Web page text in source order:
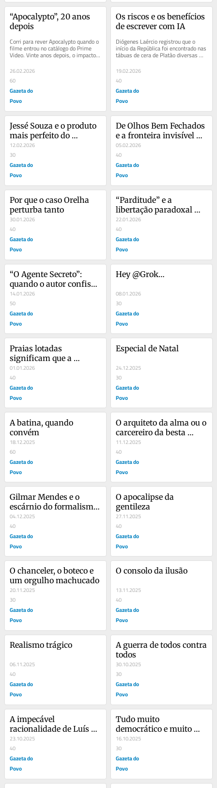
“Apocalypto”, 20 anos
depois
Corri para rever Apocalypto quando o
filme entrou no catálogo do Prime
Video. Vinte anos depois, o impacto
permanece. Na época, vi no cinema.
Um...
26.02.2026
60
Gazeta do
Povo
Os riscos e os benefícios
de escrever com IA
Diógenes Laércio registrou que o
início da República foi encontrado nas
tábuas de cera de Platão diversas
19.02.2026
40
Gazeta do
Povo
Jessé Souza e o produto
mais perfeito do
intelectual de esquerda
12.02.2026
30
Gazeta do
Povo
De Olhos Bem Fechados
e a fronteira invisível da
perversidade
05.02.2026
40
Gazeta do
Povo
Por que o caso Orelha
perturba tanto
30.01.2026
40
Gazeta do
Povo
“Parditude” e a
libertação paradoxal
das políticas
identitárias
22.01.2026
40
Gazeta do
Povo
“O Agente Secreto”:
quando o autor confisca
a obra
14.01.2026
50
Gazeta do
Povo
Hey @Grok…
08.01.2026
30
Gazeta do
Povo
Praias lotadas
significam que a
economia está
bombando?
01.01.2026
40
Gazeta do
Povo
Especial de Natal
24.12.2025
30
Gazeta do
Povo
A batina, quando
convém
18.12.2025
60
Gazeta do
Povo
O arquiteto da alma ou o
carcereiro da besta
humana
11.12.2025
40
Gazeta do
Povo
Gilmar Mendes e o
escárnio do formalismo
ativista
04.12.2025
40
Gazeta do
Povo
O apocalipse da
gentileza
27.11.2025
40
Gazeta do
Povo
O chanceler, o boteco e
um orgulho machucado
20.11.2025
30
Gazeta do
Povo
O consolo da ilusão
13.11.2025
40
Gazeta do
Povo
Realismo trágico
06.11.2025
40
Gazeta do
Povo
A guerra de todos contra
todos
30.10.2025
30
Gazeta do
Povo
A impecável
racionalidade de Luís
Roberto Barroso
23.10.2025
40
Gazeta do
Povo
Tudo muito
democrático e muito
bem administrado
16.10.2025
30
Gazeta do
Povo